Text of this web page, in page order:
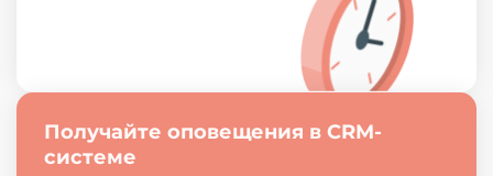
Получайте оповещения в CRM-
системе